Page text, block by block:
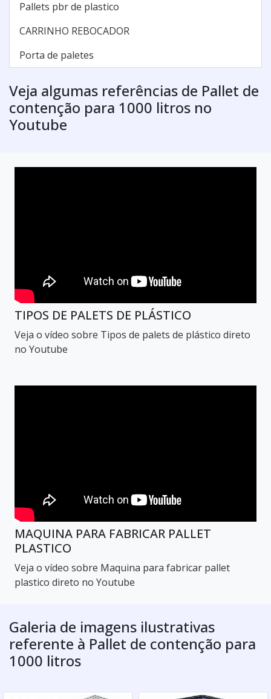
Pallets pbr de plastico
CARRINHO REBOCADOR
Porta de paletes
Veja algumas referências de Pallet de
contenção para 1000 litros no
Youtube
TIPOS DE PALETS DE PLÁSTICO
Veja o vídeo sobre Tipos de palets de plástico direto
no Youtube
MAQUINA PARA FABRICAR PALLET
PLASTICO
Veja o vídeo sobre Maquina para fabricar pallet
plastico direto no Youtube
Galeria de imagens ilustrativas
referente à Pallet de contenção para
1000 litros